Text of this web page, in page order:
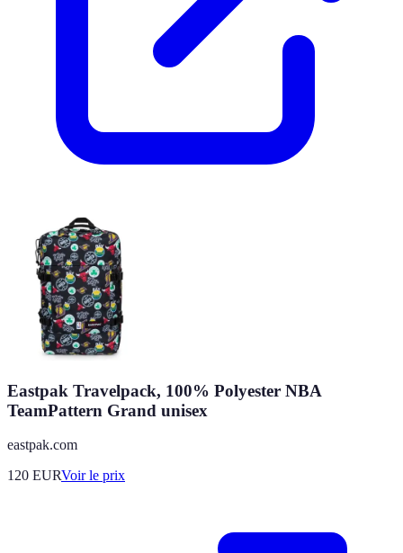
Eastpak Travelpack, 100% Polyester NBA
TeamPattern Grand unisex
eastpak.com
120 EURVoir le prix